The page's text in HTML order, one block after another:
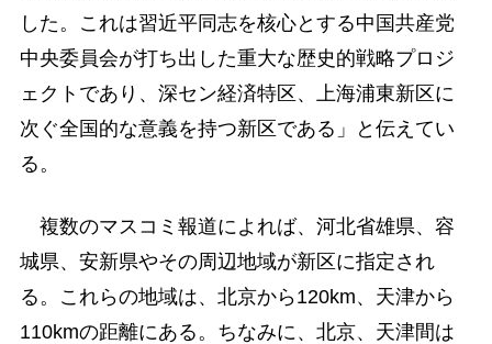
した。これは習近平同志を核心とする中国共産党
中央委員会が打ち出した重大な歴史的戦略プロジ
ェクトであり、深セン経済特区、上海浦東新区に
次ぐ全国的な意義を持つ新区である」と伝えてい
る。
複数のマスコミ報道によれば、河北省雄県、容
城県、安新県やその周辺地域が新区に指定され
る。これらの地域は、北京から120km、天津から
110kmの距離にある。ちなみに、北京、天津間は